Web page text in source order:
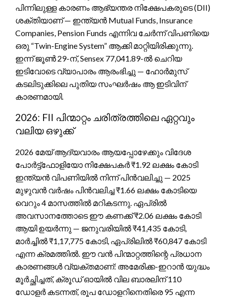
പിന്നിലുള്ള കാരണം ആഭ്യന്തര നിക്ഷേപകരുടെ (DII)
ശക്തിയാണ് — ഇന്ത്യൻ Mutual Funds, Insurance
Companies, Pension Funds എന്നിവ ചേർന്ന് വിപണിയെ
ഒരു “Twin-Engine System” ആക്കി മാറ്റിയിരിക്കുന്നു.
ഇന്ന് ജൂൺ 29-ന്, Sensex 77,041.89-ൽ ചെറിയ
ഇടിവോടെ വ്യാപാരം ആരംഭിച്ചു — ഹോർമുസ്
കടലിടുക്കിലെ പുതിയ സംഘർഷം ആ ഇടിവിന്
കാരണമായി.
2026: FII പിന്മാറ്റം ചരിത്രത്തിലെ ഏറ്റവും
വലിയ ഒഴുക്ക്
2026 മേയ് ആദ്യവാരം ആയപ്പോഴേക്കും വിദേശ
പോർട്ട്ഫോളിയോ നിക്ഷേപകർ ₹1.92 ലക്ഷം കോടി
ഇന്ത്യൻ വിപണിയിൽ നിന്ന് പിൻവലിച്ചു — 2025
മുഴുവൻ വർഷം പിൻവലിച്ച ₹1.66 ലക്ഷം കോടിയെ
വെറും 4 മാസത്തിൽ മറികടന്നു. ഏപ്രിൽ
അവസാനത്തോടെ ഈ കണക്ക് ₹2.06 ലക്ഷം കോടി
ആയി ഉയർന്നു — ജനുവരിയിൽ ₹41,435 കോടി,
മാർച്ചിൽ ₹1,17,775 കോടി, ഏപ്രിലിൽ ₹60,847 കോടി
എന്ന ക്രമത്തിൽ. ഈ വൻ പിന്മാറ്റത്തിന്റെ പ്രധാന
കാരണങ്ങൾ വ്യക്തമാണ്: അമേരിക്ക-ഇറാൻ യുദ്ധം
മൂർച്ഛിച്ചത്, ക്രൂഡ് ഓയിൽ വില ബാരലിന് 110
ഡോളർ കടന്നത്, രൂപ ഡോളറിനെതിരെ 95 എന്ന